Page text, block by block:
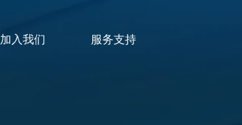
加入我们 服务支持